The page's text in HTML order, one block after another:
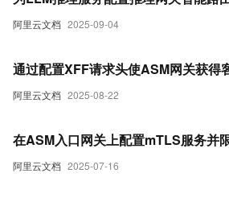
阿里云文档 2025-09-04
阿里云文档 2025-08-22
通过配置XFF请求头使ASM网关获得
阿里云文档 2025-07-16
在ASM入口网关上配置mTLS服务并